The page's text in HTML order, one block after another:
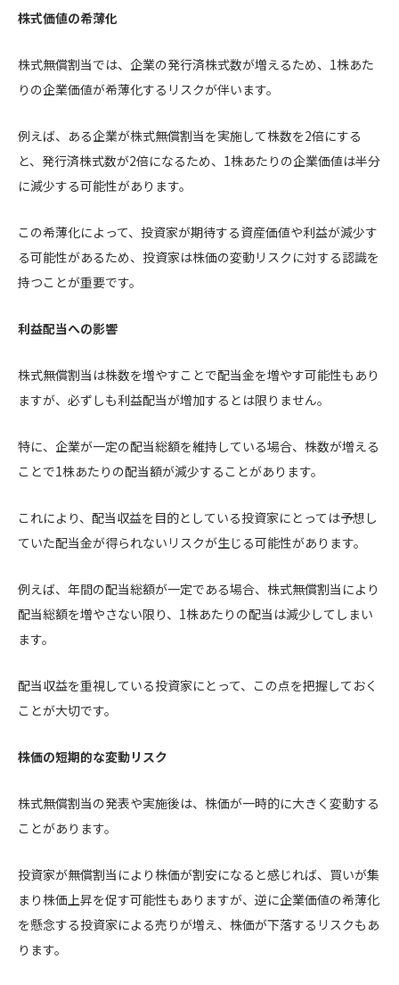
株式価値の希薄化
株式無償割当では、企業の発行済株式数が増えるため、1株あた
りの企業価値が希薄化するリスクが伴います。
例えば、ある企業が株式無償割当を実施して株数を2倍にする
と、発行済株式数が2倍になるため、1株あたりの企業価値は半分
に減少する可能性があります。
この希薄化によって、投資家が期待する資産価値や利益が減少す
る可能性があるため、投資家は株価の変動リスクに対する認識を
持つことが重要です。
利益配当への影響
株式無償割当は株数を増やすことで配当金を増やす可能性もあり
ますが、必ずしも利益配当が増加するとは限りません。
特に、企業が一定の配当総額を維持している場合、株数が増える
ことで1株あたりの配当額が減少することがあります。
これにより、配当収益を目的としている投資家にとっては予想し
ていた配当金が得られないリスクが生じる可能性があります。
例えば、年間の配当総額が一定である場合、株式無償割当により
配当総額を増やさない限り、1株あたりの配当は減少してしまい
ます。
配当収益を重視している投資家にとって、この点を把握しておく
ことが大切です。
株価の短期的な変動リスク
株式無償割当の発表や実施後は、株価が一時的に大きく変動する
ことがあります。
投資家が無償割当により株価が割安になると感じれば、買いが集
まり株価上昇を促す可能性もありますが、逆に企業価値の希薄化
を懸念する投資家による売りが増え、株価が下落するリスクもあ
ります。